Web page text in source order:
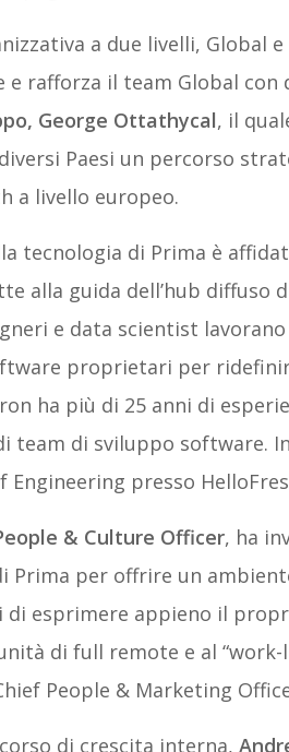
a due livelli, Global
e rafforza il team Global
George Ottathycal, il
Paesi un percorso
a livello europeo.
tecnologia di Prima è
alla guida dell’hub diffuso
e data scientist
proprietari per
ha più di 25 anni di
team di sviluppo software.
Engineering presso
& Culture Officer, ha
Prima per offrire un
di esprimere appieno il
di full remote e al “work-
People & Marketing
di crescita interna,